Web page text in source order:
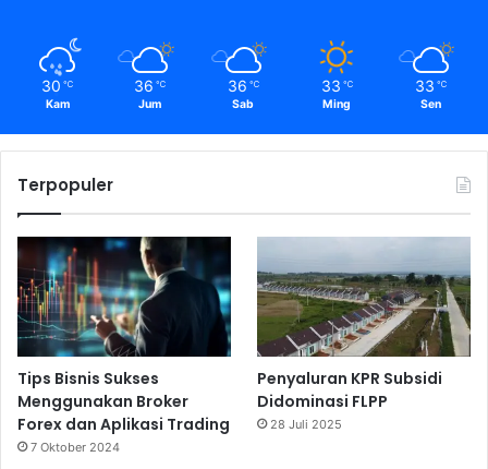
30 ℃
Kam
36 ℃
Jum
36 ℃
Sab
33 ℃
Ming
33 ℃
Sen
Terpopuler
Tips Bisnis Sukses
Menggunakan Broker
Forex dan Aplikasi Trading
7 Oktober 2024
Penyaluran KPR Subsidi
Didominasi FLPP
28 Juli 2025